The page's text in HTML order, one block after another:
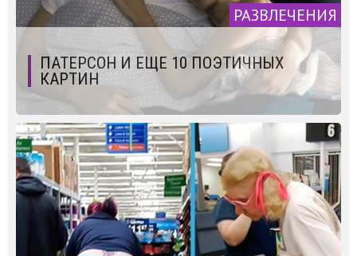
РАЗВЛЕЧЕНИЯ
ПАТЕРСОН И ЕЩЕ 10 ПОЭТИЧНЫХ
КАРТИН